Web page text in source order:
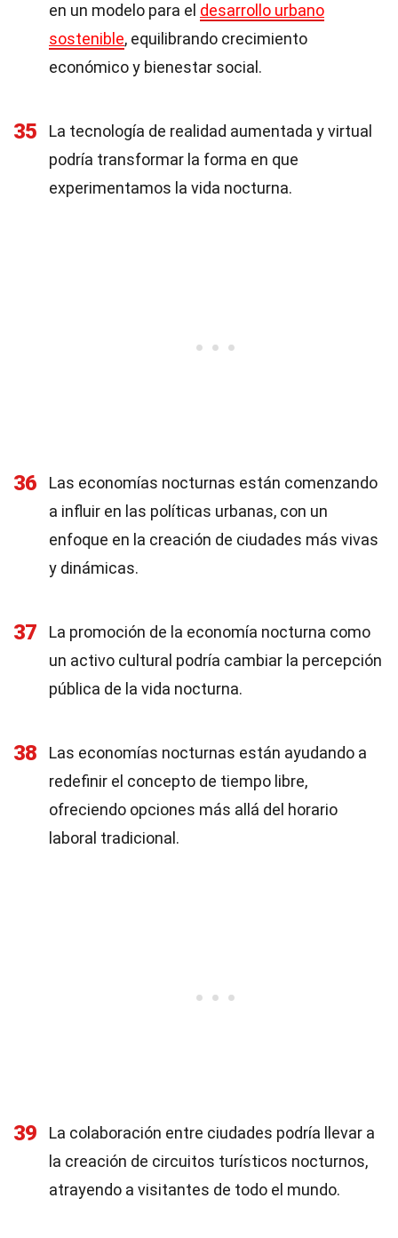
en un modelo para el desarrollo urbano
sostenible, equilibrando crecimiento
económico y bienestar social.
35
La tecnología de realidad aumentada y virtual
podría transformar la forma en que
experimentamos la vida nocturna.
36
Las economías nocturnas están comenzando
a influir en las políticas urbanas, con un
enfoque en la creación de ciudades más vivas
y dinámicas.
37
La promoción de la economía nocturna como
un activo cultural podría cambiar la percepción
pública de la vida nocturna.
38
Las economías nocturnas están ayudando a
redefinir el concepto de tiempo libre,
ofreciendo opciones más allá del horario
laboral tradicional.
39
La colaboración entre ciudades podría llevar a
la creación de circuitos turísticos nocturnos,
atrayendo a visitantes de todo el mundo.